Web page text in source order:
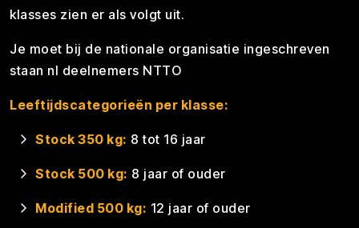
klasses zien er als volgt uit.
Je moet bij de nationale organisatie ingeschreven
staan nl deelnemers NTTO
Leeftijdscategorieën per klasse:
Stock 350 kg: 8 tot 16 jaar
Stock 500 kg: 8 jaar of ouder
Modified 500 kg: 12 jaar of ouder